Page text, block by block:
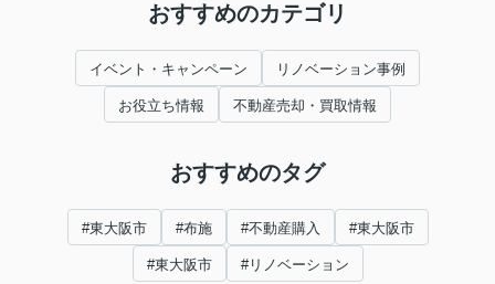
おすすめのカテゴリ
イベント・キャンペーン リノベーション事例
お役立ち情報 不動産売却・買取情報
おすすめのタグ
#東大阪市 #布施 #不動産購入 #東大阪市
#東大阪市 #リノベーション